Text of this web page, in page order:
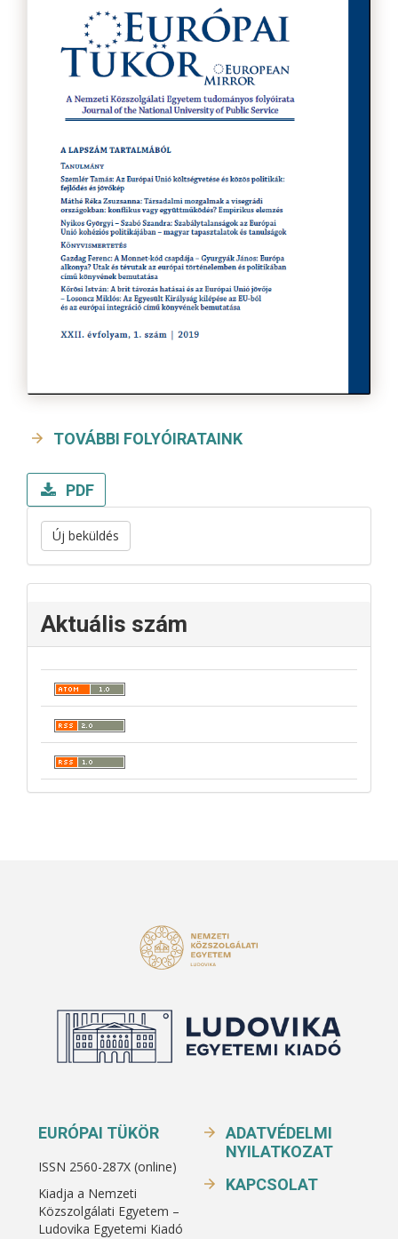
TOVÁBBI FOLYÓIRATAINK
PDF
Új beküldés
Aktuális szám
EURÓPAI TÜKÖR
ISSN 2560-287X (online)
Kiadja a Nemzeti
Közszolgálati Egyetem –
Ludovika Egyetemi Kiadó
ADATVÉDELMI
NYILATKOZAT
KAPCSOLAT